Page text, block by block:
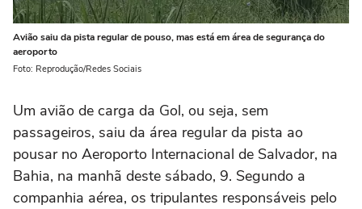
Avião saiu da pista regular de pouso, mas está em área de segurança do
aeroporto
Foto: Reprodução/Redes Sociais
Um avião de carga da Gol, ou seja, sem
passageiros, saiu da área regular da pista ao
pousar no Aeroporto Internacional de Salvador, na
Bahia, na manhã deste sábado, 9. Segundo a
companhia aérea, os tripulantes responsáveis pelo